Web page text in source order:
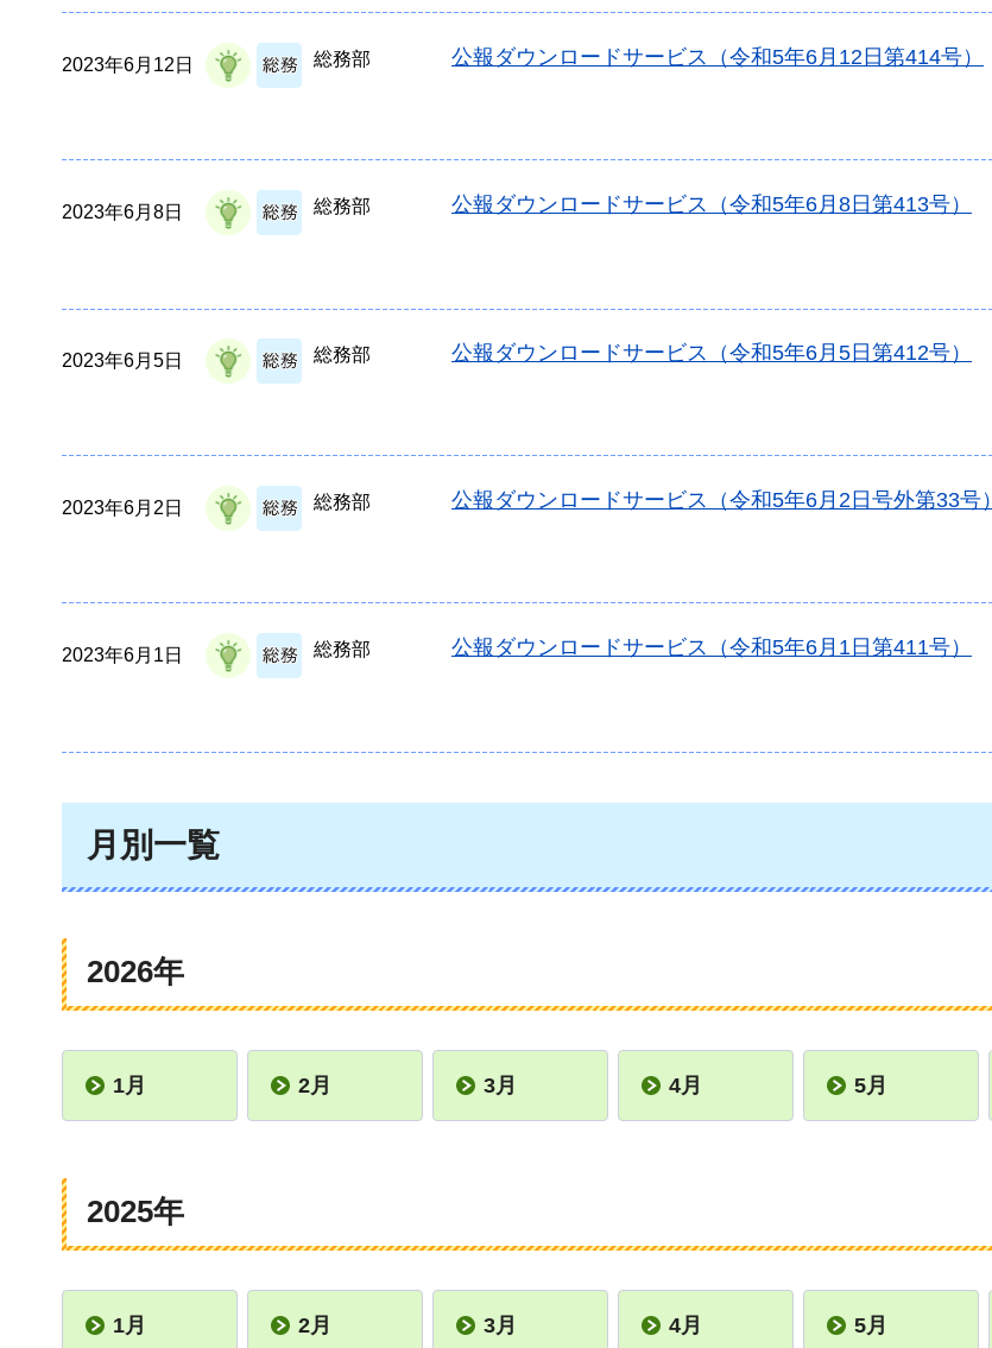
2023年6月12日 総務部 公報ダウンロードサービス（令和5年6月12日第414号）
2023年6月8日 総務部 公報ダウンロードサービス（令和5年6月8日第413号）
2023年6月5日 総務部 公報ダウンロードサービス（令和5年6月5日第412号）
2023年6月2日 総務部 公報ダウンロードサービス（令和5年6月2日号外第33号）
2023年6月1日 総務部 公報ダウンロードサービス（令和5年6月1日第411号）
月別一覧
2026年
1月 2月 3月 4月 5月
2025年
1月 2月 3月 4月 5月